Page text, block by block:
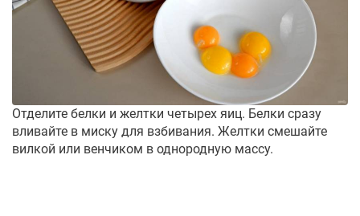
Отделите белки и желтки четырех яиц. Белки сразу
вливайте в миску для взбивания. Желтки смешайте
вилкой или венчиком в однородную массу.